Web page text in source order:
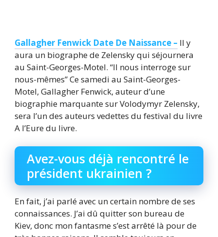
Gallagher Fenwick Date De Naissance – Il y
aura un biographe de Zelensky qui séjournera
au Saint-Georges-Motel. “Il nous interroge sur
nous-mêmes” Ce samedi au Saint-Georges-
Motel, Gallagher Fenwick, auteur d’une
biographie marquante sur Volodymyr Zelensky,
sera l’un des auteurs vedettes du festival du livre
A l’Eure du livre.
Avez-vous déjà rencontré le
président ukrainien ?
En fait, j’ai parlé avec un certain nombre de ses
connaissances. J’ai dû quitter son bureau de
Kiev, donc mon fantasme s’est arrêté là pour de